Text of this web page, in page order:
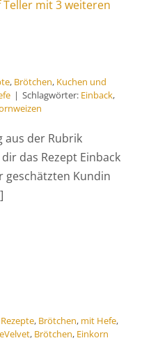
, Brötchen, Kuchen und
| Schlagwörter: Einback,
aus der Rubrik
das Rezept Einback
geschätzten Kundin
, Brötchen, mit Hefe,
, Brötchen, Einkorn